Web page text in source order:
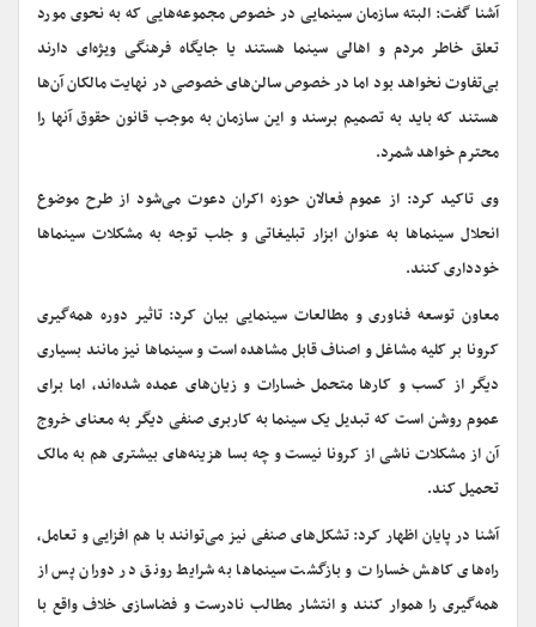
آشنا گفت: البته سازمان سینمایی در خصوص مجموعه‌هایی که به نحوی مورد
تعلق خاطر مردم و اهالی سینما هستند یا جایگاه فرهنگی ویژه‌ای دارند
بی‌تفاوت نخواهد بود اما در خصوص سالن‌های خصوصی در نهایت مالکان آن‌ها
هستند که باید به تصمیم برسند و این سازمان به موجب قانون حقوق آنها را
محترم خواهد شمرد.
وی تاکید کرد: از عموم فعالان حوزه اکران دعوت می‌شود از طرح موضوع
انحلال سینماها به عنوان ابزار تبلیغاتی و جلب توجه به مشکلات سینماها
خودداری کنند.
معاون توسعه فناوری و مطالعات سینمایی بیان کرد: تاثیر دوره همه‌گیری
کرونا بر کلیه مشاغل و اصناف قابل مشاهده است و سینماها نیز مانند بسیاری
دیگر از کسب و کارها متحمل خسارات و زیان‌های عمده شده‌اند، اما برای
عموم روشن است که تبدیل یک سینما به کاربری صنفی دیگر به معنای خروج
آن از مشکلات ناشی از کرونا نیست و چه بسا هزینه‌های بیشتری هم به مالک
تحمیل کند.
آشنا در پایان اظهار کرد: تشکل‌های صنفی نیز می‌توانند با هم افزایی و تعامل،
راه‌های کاهش خسارات و بازگشت سینماها به شرایط رونق در دوران پس از
همه‌گیری را هموار کنند و انتشار مطالب نادرست و فضاسازی خلاف واقع با